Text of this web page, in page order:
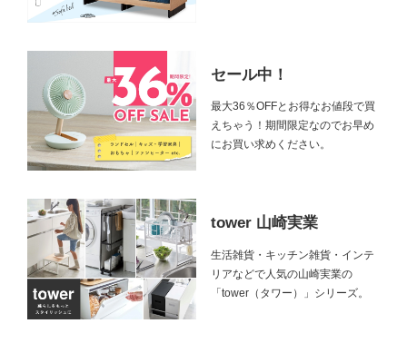
セール中！
最大36％OFFとお得なお値段で買
えちゃう！期間限定なのでお早め
にお買い求めください。
tower 山崎実業
生活雑貨・キッチン雑貨・インテ
リアなどで人気の山崎実業の
「tower（タワー）」シリーズ。